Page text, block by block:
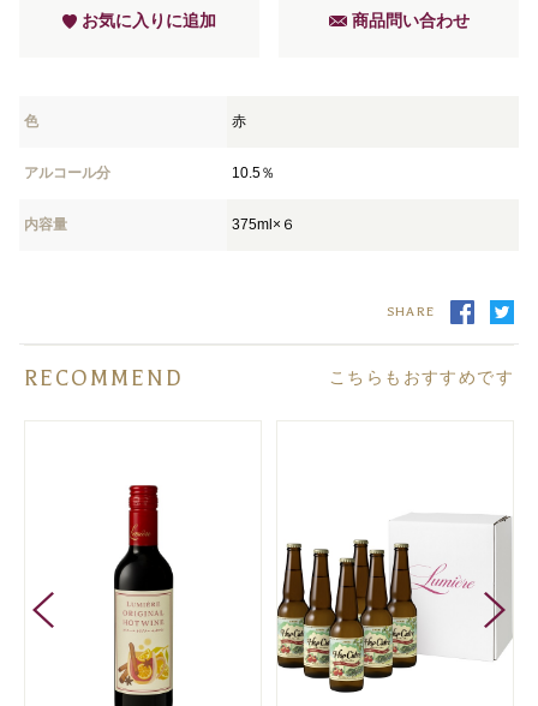
お気に入りに追加 商品問い合わせ
色 赤
アルコール分 10.5％
内容量 375ml×６
SHARE
RECOMMEND こちらもおすすめです